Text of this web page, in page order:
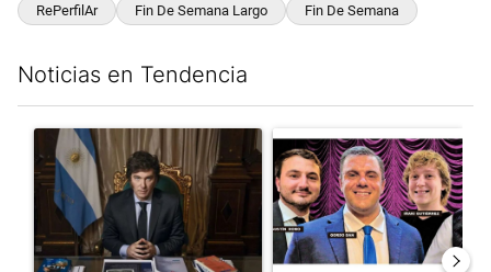
RePerfilAr Fin De Semana Largo Fin De Semana
Noticias en Tendencia
Un artículo de tendencia con el título "Milei, listo para 'atajar'
Un artículo de tendencia con